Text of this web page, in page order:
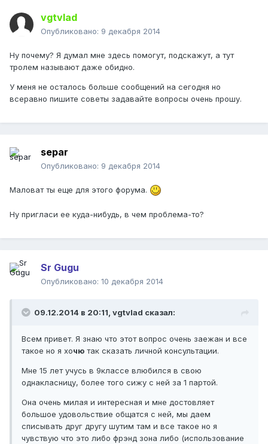
vgtvlad
Опубликовано: 9 декабря 2014
Ну почему? Я думал мне здесь помогут, подскажут, а тут
тролем называют даже обидно.
У меня не осталось больше сообщений на сегодня но
всеравно пишите советы задавайте вопросы очень прошу.
separ
Опубликовано: 9 декабря 2014
Маловат ты еще для этого форума.
Ну пригласи ее куда-нибудь, в чем проблема-то?
Sr Gugu
Опубликовано: 10 декабря 2014
09.12.2014 в 20:11, vgtvlad сказал:
Всем привет. Я знаю что этот вопрос очень заежан и все
такое но я хочю так сказать личной консультации.
Мне 15 лет учусь в 9классе влюбился в свою
однакласницу, более того сижу с ней за 1 партой.
Она очень милая и интересная и мне достовляет
большое удовольствие общатся с ней, мы даем
списывать друг другу шутим там и все такое но я
чувствую что это либо фрэнд зона либо (использование